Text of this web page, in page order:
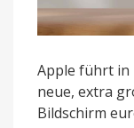
Apple führt in
neue, extra
Bildschirm